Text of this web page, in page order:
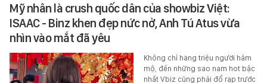
Mỹ nhân là crush quốc dân của showbiz Việt:
ISAAC - Binz khen đẹp nức nở, Anh Tú Atus vừa
nhìn vào mắt đã yêu
Không chỉ hàng triệu người hâm
mộ, đến những sao nam hot bậc
nhất Vbiz cũng phải đổ rạp trước